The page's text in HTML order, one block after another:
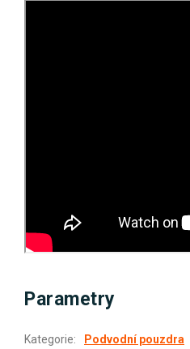
Parametry
Kategorie: Podvodní pouzdra